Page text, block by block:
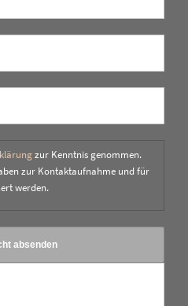
zur Kenntnis genommen.
zur Kontaktaufnahme und für
werden.